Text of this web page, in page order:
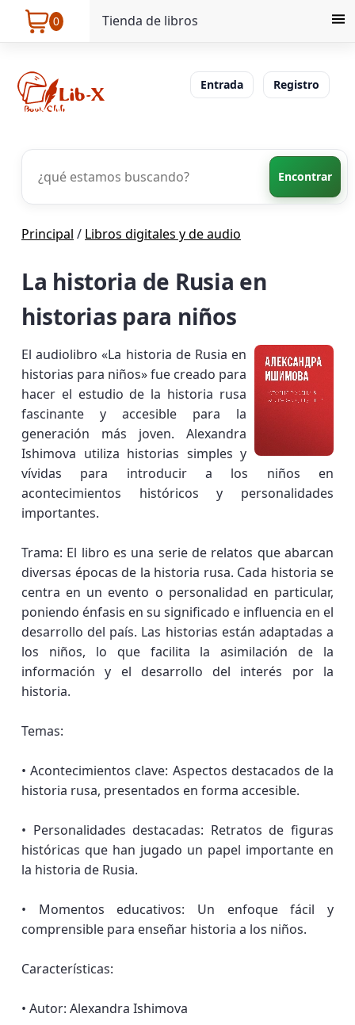
0 Tienda de libros
Entrada Registro
Encontrar
Principal / Libros digitales y de audio
La historia de Rusia en
historias para niños
El audiolibro «La historia de Rusia en
historias para niños» fue creado para
hacer el estudio de la historia rusa
fascinante y accesible para la
generación más joven. Alexandra
Ishimova utiliza historias simples y
vívidas para introducir a los niños en
acontecimientos históricos y personalidades
importantes.
Trama: El libro es una serie de relatos que abarcan
diversas épocas de la historia rusa. Cada historia se
centra en un evento o personalidad en particular,
poniendo énfasis en su significado e influencia en el
desarrollo del país. Las historias están adaptadas a
los niños, lo que facilita la asimilación de la
información y el desarrollo del interés por la
historia.
Temas:
• Acontecimientos clave: Aspectos destacados de la
historia rusa, presentados en forma accesible.
• Personalidades destacadas: Retratos de figuras
históricas que han jugado un papel importante en
la historia de Rusia.
• Momentos educativos: Un enfoque fácil y
comprensible para enseñar historia a los niños.
Características:
• Autor: Alexandra Ishimova